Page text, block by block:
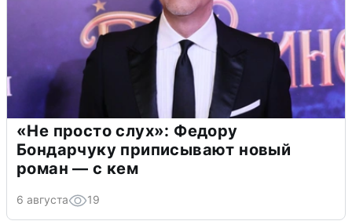
«Не просто слух»: Федору
Бондарчуку приписывают новый
роман — с кем
6 августа 19